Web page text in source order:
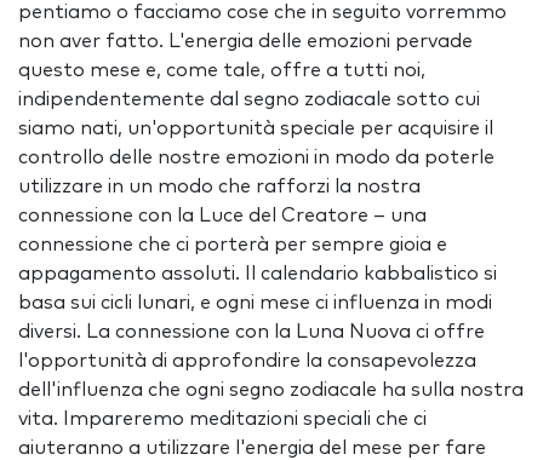
pentiamo o facciamo cose che in seguito vorremmo
non aver fatto. L'energia delle emozioni pervade
questo mese e, come tale, offre a tutti noi,
indipendentemente dal segno zodiacale sotto cui
siamo nati, un'opportunità speciale per acquisire il
controllo delle nostre emozioni in modo da poterle
utilizzare in un modo che rafforzi la nostra
connessione con la Luce del Creatore – una
connessione che ci porterà per sempre gioia e
appagamento assoluti. Il calendario kabbalistico si
basa sui cicli lunari, e ogni mese ci influenza in modi
diversi. La connessione con la Luna Nuova ci offre
l'opportunità di approfondire la consapevolezza
dell'influenza che ogni segno zodiacale ha sulla nostra
vita. Impareremo meditazioni speciali che ci
aiuteranno a utilizzare l'energia del mese per fare